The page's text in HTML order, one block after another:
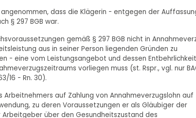
dass die Klägerin - entgegen der
§ 297 BGB war.
gemäß § 297 BGB nicht in
aus in seiner Person liegenden Gründen zu
- eine vom Leistungsangebot und dessen Entbehrlichkeit
vorliegen muss (st. Rspr., vgl. nur
16 - Rn. 30).
auf Zahlung von Annahmeverzugslohn auf
zu deren Voraussetzungen er als Gläubiger der
über den Gesundheitszustand des